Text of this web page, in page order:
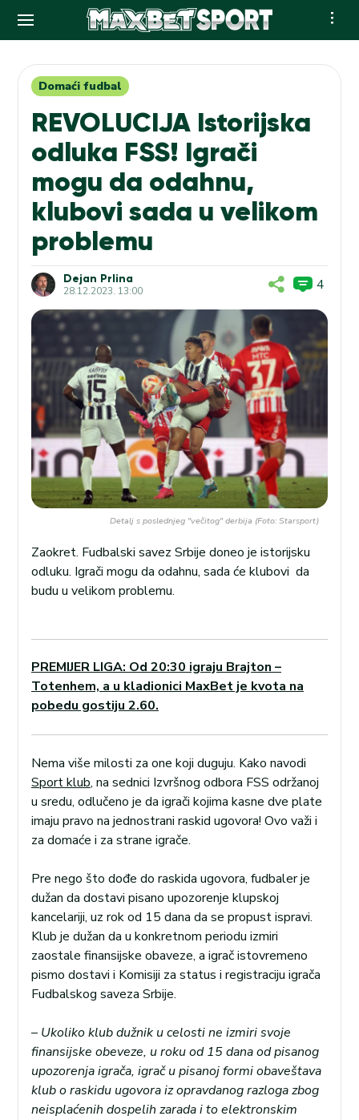
contentDomaći fudbal
REVOLUCIJA Istorijska
odluka FSS! Igrači
mogu da odahnu,
klubovi sada u velikom
problemu
Dejan Prlina
28.12.2023. 13:00 4
Detalj s poslednjeg "večitog" derbija (Foto: Starsport)
Zaokret. Fudbalski savez Srbije doneo je istorijsku
odluku. Igrači mogu da odahnu, sada će klubovi da
budu u velikom problemu.
PREMIJER LIGA: Od 20:30 igraju Brajton –
Totenhem, a u kladionici MaxBet je kvota na
pobedu gostiju 2.60.
Nema više milosti za one koji duguju. Kako navodi
Sport klub, na sednici Izvršnog odbora FSS održanoj
u sredu, odlučeno je da igrači kojima kasne dve plate
imaju pravo na jednostrani raskid ugovora! Ovo važi i
za domaće i za strane igrače.
Pre nego što dođe do raskida ugovora, fudbaler je
dužan da dostavi pisano upozorenje klupskoj
kancelariji, uz rok od 15 dana da se propust ispravi.
Klub je dužan da u konkretnom periodu izmiri
zaostale finansijske obaveze, a igrač istovremeno
pismo dostavi i Komisiji za status i registraciju igrača
Fudbalskog saveza Srbije.
– Ukoliko klub dužnik u celosti ne izmiri svoje
finansijske obeveze, u roku od 15 dana od pisanog
upozorenja igrača, igrač u pisanoj formi obaveštava
klub o raskidu ugovora iz opravdanog razloga zbog
neisplaćenih dospelih zarada i to elektronskim